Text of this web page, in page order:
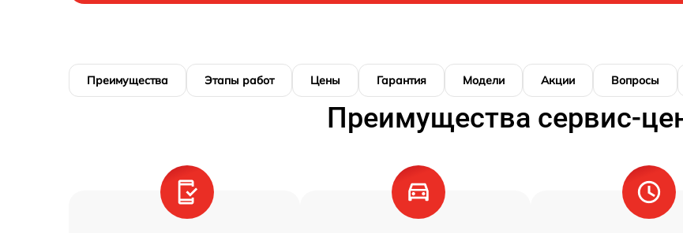
Преимущества Этапы работ Цены Гарантия Модели Акции Вопросы
Преимущества сервис-